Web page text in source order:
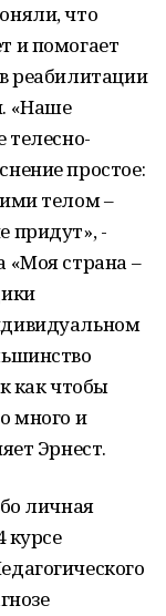
что
и помогает
реабилитации
«Наше
телесно-
простое:
телом –
придут», -
«Моя страна –
как чтобы
много и
Эрнест.
личная
курсе